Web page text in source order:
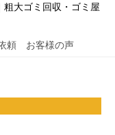
粗大ゴミ回収・ゴミ屋
頼 お客様の声